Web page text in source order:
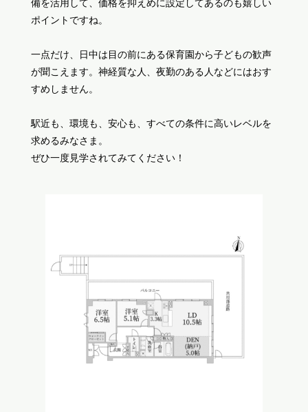
備を活用して、価格を抑えめに設定してあるのも嬉しい
ポイントですね。
一点だけ、日中は目の前にある保育園から子どもの歓声
が聞こえます。神経質な人、夜勤のある人などにはおす
すめしません。
駅近も、環境も、安心も、すべての条件に高いレベルを
求めるみなさま。
ぜひ一度見学されてみてください！